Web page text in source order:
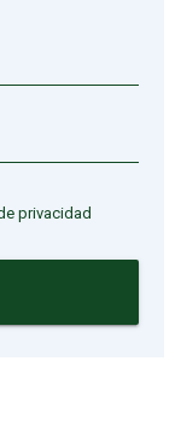
privacidad